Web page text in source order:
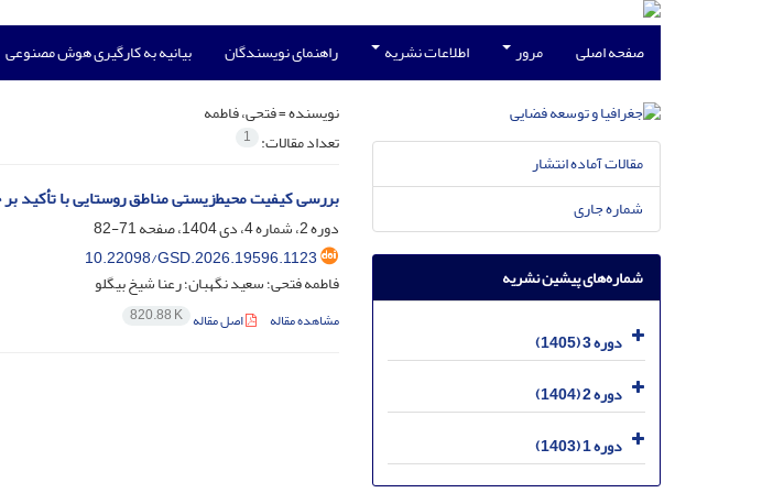
صفحه اصلی مرور اطلاعات نشریه راهنمای نویسندگان بیانیه به کارگیری هوش مصنوعی
نویسنده =فتحی، فاطمه
تعداد مقالات: 1
بررسی کیفیت محیط‌زیستی مناطق روستایی با تأکید
دوره 2، شماره 4، دی 1404، صفحه
71-82
10.22098/GSD.2026.19596.1123
فاطمه فتحی؛ سعید نگهبان؛ رعنا شیخ بیگلو
مشاهده مقاله اصل مقاله 820.88 K
مقالات آماده انتشار
شماره جاری
شماره‌های پیشین نشریه
دوره 3 (1405)
دوره 2 (1404)
دوره 1 (1403)